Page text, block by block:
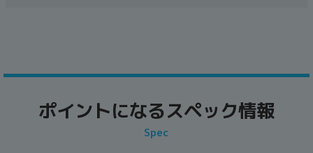
ポイントになるスペック情報
Spec